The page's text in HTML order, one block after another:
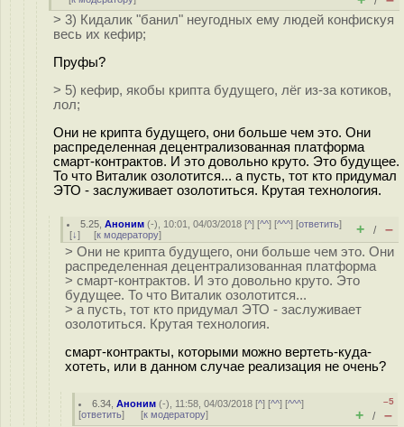
> 3) Кидалик "банил" неугодных ему людей конфискуя
весь их кефир;
Пруфы?
> 5) кефир, якобы крипта будущего, лёг из-за котиков,
лол;
Они не крипта будущего, они больше чем это. Они
распределенная децентрализованная платформа
смарт-контрактов. И это довольно круто. Это будущее.
То что Виталик озолотится... а пусть, тот кто придумал
ЭТО - заслуживает озолотиться. Крутая технология.
5.25 ,Аноним (-), 10:01, 04/03/2018 [^] [^^] [^^^] [ответить]
[↓] [к модератору] + / –
> Они не крипта будущего, они больше чем это. Они
распределенная децентрализованная платформа
> смарт-контрактов. И это довольно круто. Это
будущее. То что Виталик озолотится...
> а пусть, тот кто придумал ЭТО - заслуживает
озолотиться. Крутая технология.
смарт-контракты, которыми можно вертеть-куда-
хотеть, или в данном случае реализация не очень?
6.34 ,Аноним (-), 11:58, 04/03/2018 [^] [^^] [^^^]
[ответить] [к модератору]
–5
+ / –